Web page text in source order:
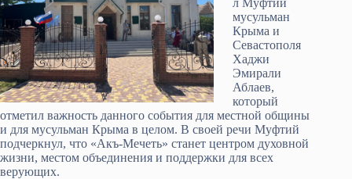
мусульман
Крыма и
Севастополя
Хаджи
Эмирали
Аблаев,
который
отметил важность данного события для местной общины
и для мусульман Крыма в целом. В своей речи Муфтий
подчеркнул, что «Акъ-Мечеть» станет центром духовной
жизни, местом объединения и поддержки для всех
верующих.